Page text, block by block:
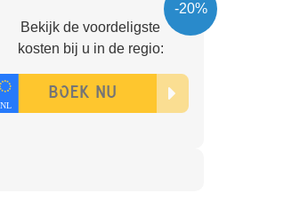
-20%
Bekijk de voordeligste
kosten bij u in de regio: